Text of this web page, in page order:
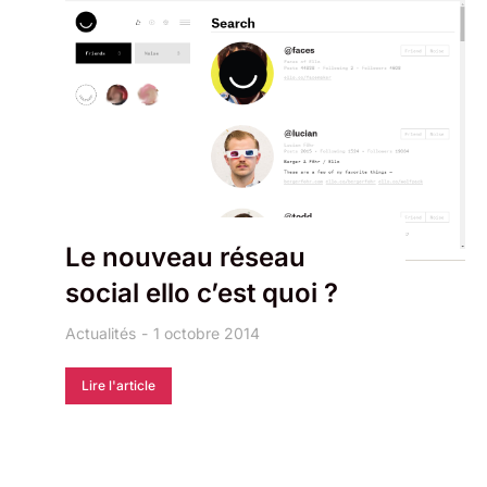
Le nouveau réseau
social ello c’est quoi ?
Actualités 1 octobre 2014
Lire l'article